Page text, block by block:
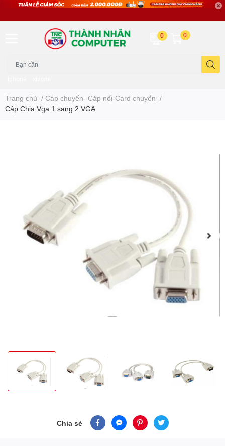
0 0
Trang chủ / Cáp chuyển- Cáp nối-Card chuyển /
Cáp Chia Vga 1 sang 2 VGA
Chia sẻ